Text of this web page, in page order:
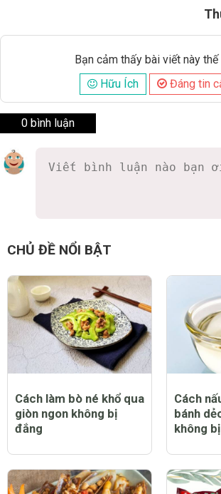
Bạn cảm thấy bài viết này thế
Hữu Ích
Đáng tin
0 bình luận
CHỦ ĐỀ NỔI BẬT
Cách làm bò né khổ qua
giòn ngon không bị
đắng
Cách
bánh
không